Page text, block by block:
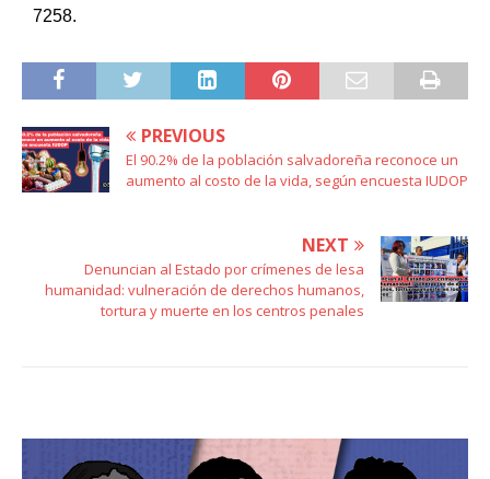
7258.
PREVIOUS
El 90.2% de la población salvadoreña reconoce un
aumento al costo de la vida, según encuesta IUDOP
NEXT
Denuncian al Estado por crímenes de lesa
humanidad: vulneración de derechos humanos,
tortura y muerte en los centros penales